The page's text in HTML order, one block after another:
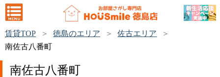
賃貸TOP 徳島のエリア
佐古エリア
南佐古八番町
南佐古八番町